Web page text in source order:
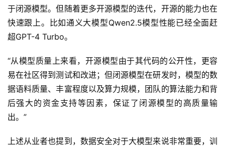
于闭源模型。但随着更多开源模型的迭代，开源的能力也在
快速跟上。比如通义大模型Qwen2.5模型性能已经全面赶
超GPT-4 Turbo。
“从模型质量上来看，开源模型由于其代码的公开性，更容
易在社区得到测试和改进；但闭源模型在研发时，模型的数
据语料质量、丰富程度以及算力规模，团队的算法能力和背
后强大的资金支持等因素，保证了闭源模型的高质量输
出。”
上述从业者也提到，数据安全对于大模型来说非常重要，训